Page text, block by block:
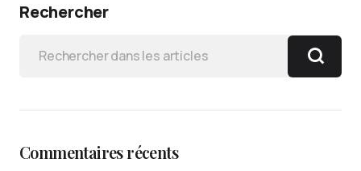
Rechercher
Commentaires récents